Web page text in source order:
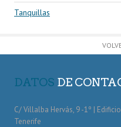
Tanquillas
DATOS DE
C/ Villalba Hervás, 9 -1º |
Tenerife